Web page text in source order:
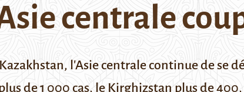
centrale
l'Asie centrale continue de se
de 1 000 cas, le Kirghizstan plus de